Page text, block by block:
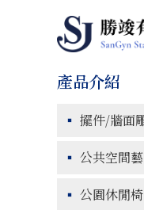
擺件/牆面
公共空間
公園休閒椅